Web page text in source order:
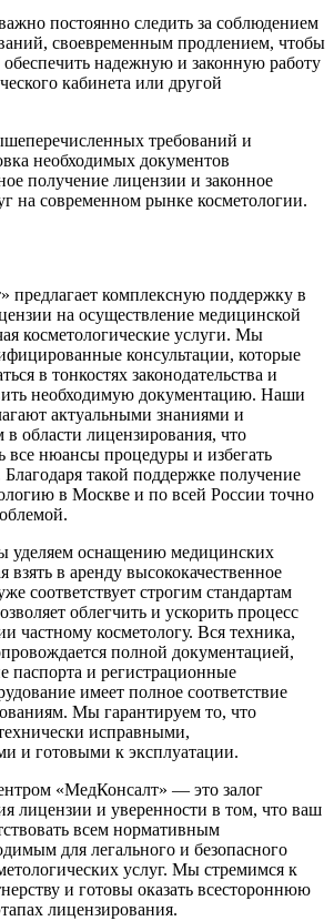
постоянно следить за соблюдением
своевременным продлением, чтобы
надежную и законную работу
кабинета или другой
требований и
необходимых документов
получение лицензии и законное
на современном рынке косметологии.
предлагает комплексную поддержку в
на осуществление медицинской
косметологические услуги. Мы
консультации, которые
в тонкостях законодательства и
необходимую документацию. Наши
актуальными знаниями и
области лицензирования, что
все нюансы процедуры и избегать
такой поддержке получение
в Москве и по всей России точно
уделяем оснащению медицинских
взять в аренду высококачественное
соответствует строгим стандартам
облегчить и ускорить процесс
частному косметологу. Вся техника,
полной документацией,
паспорта и регистрационные
имеет полное соответствие
Мы гарантируем то, что
исправными,
и готовыми к эксплуатации.
«МедКонсалт» — это залог
лицензии и уверенности в том, что ваш
всем нормативным
для легального и безопасного
услуг. Мы стремимся к
и готовы оказать всестороннюю
лицензирования.